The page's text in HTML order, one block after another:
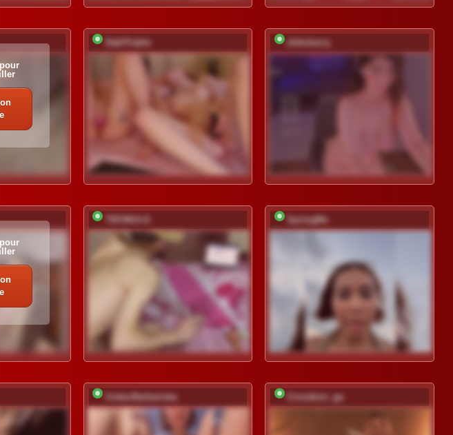
DablTrable elderberry
SpringMe
Iriska-Barbariska Cinnabon_ga